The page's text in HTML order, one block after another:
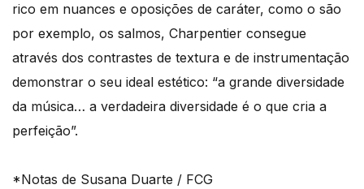
rico em nuances e oposições de caráter, como o são
por exemplo, os salmos, Charpentier consegue
através dos contrastes de textura e de instrumentação
demonstrar o seu ideal estético: “a grande diversidade
da música… a verdadeira diversidade é o que cria a
perfeição”.
*Notas de Susana Duarte / FCG